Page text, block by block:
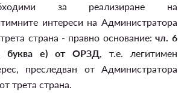
за реализиране на
интереси на Администратора
страна - правно основание: чл. 6
буква е) от ОРЗД, т.е. легитимен
преследван от Администратора
трета страна.